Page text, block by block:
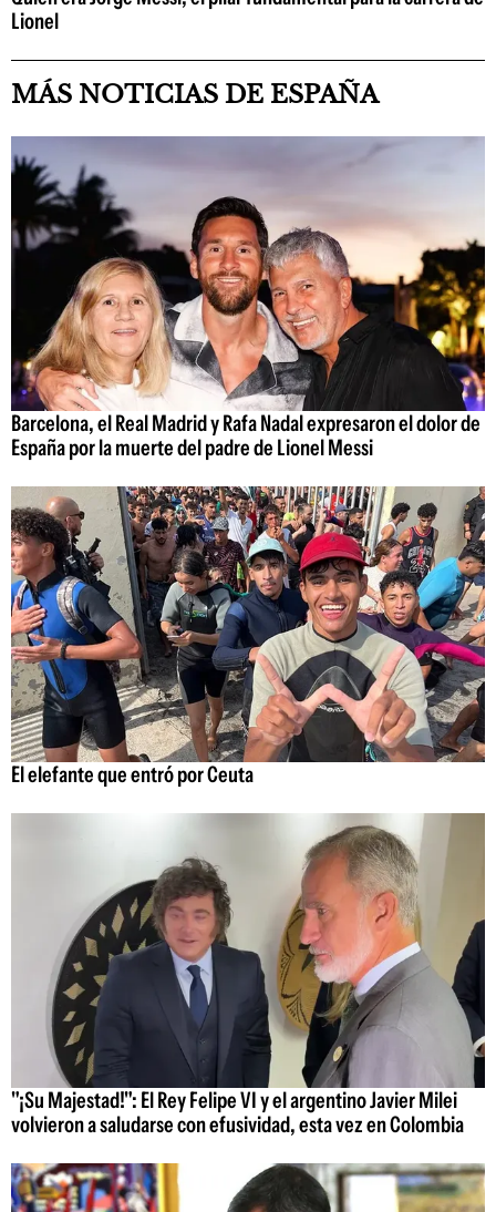
Lionel
MÁS NOTICIAS DE ESPAÑA
Barcelona, el Real Madrid y Rafa Nadal expresaron el dolor de
España por la muerte del padre de Lionel Messi
El elefante que entró por Ceuta
"¡Su Majestad!": El Rey Felipe VI y el argentino Javier Milei
volvieron a saludarse con efusividad, esta vez en Colombia